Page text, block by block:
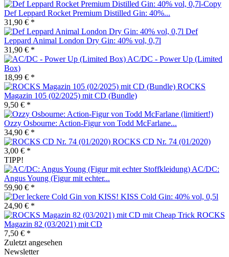
Def Leppard Rocket Premium Distilled Gin: 40%...
31,90 € *
Def
Leppard Animal London Dry Gin: 40% vol, 0,7l
31,90 € *
AC/DC - Power Up (Limited
Box)
18,99 € *
ROCKS
Magazin 105 (02/2025) mit CD (Bundle)
9,50 € *
Ozzy Osbourne: Action-Figur von Todd McFarlane...
34,90 € *
ROCKS CD Nr. 74 (01/2020)
3,00 € *
TIPP!
AC/DC:
Angus Young (Figur mit echter...
59,90 € *
KISS Cold Gin: 40% vol, 0,5l
24,90 € *
ROCKS
Magazin 82 (03/2021) mit CD
7,50 € *
Zuletzt angesehen
Newsletter